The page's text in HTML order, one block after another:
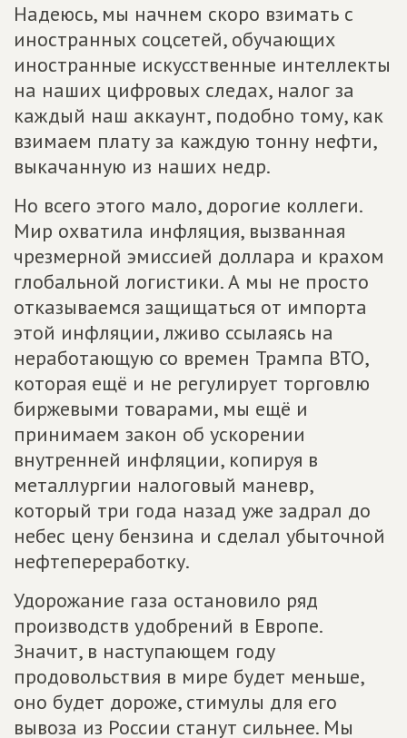
Надеюсь, мы начнем скоро взимать с
иностранных соцсетей, обучающих
иностранные искусственные интеллекты
на наших цифровых следах, налог за
каждый наш аккаунт, подобно тому, как
взимаем плату за каждую тонну нефти,
выкачанную из наших недр.
Но всего этого мало, дорогие коллеги.
Мир охватила инфляция, вызванная
чрезмерной эмиссией доллара и крахом
глобальной логистики. А мы не просто
отказываемся защищаться от импорта
этой инфляции, лживо ссылаясь на
неработающую со времен Трампа ВТО,
которая ещё и не регулирует торговлю
биржевыми товарами, мы ещё и
принимаем закон об ускорении
внутренней инфляции, копируя в
металлургии налоговый маневр,
который три года назад уже задрал до
небес цену бензина и сделал убыточной
нефтепереработку.
Удорожание газа остановило ряд
производств удобрений в Европе.
Значит, в наступающем году
продовольствия в мире будет меньше,
оно будет дороже, стимулы для его
вывоза из России станут сильнее. Мы